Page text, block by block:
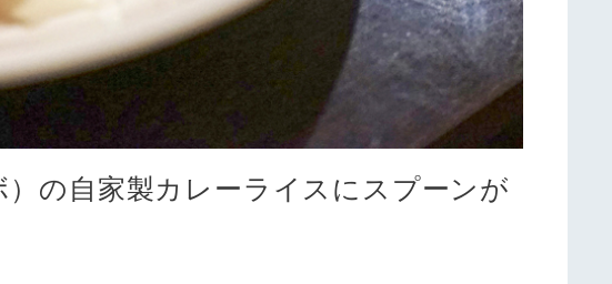
の自家製カレーライスにスプーンが